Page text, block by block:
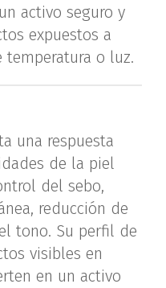
activo seguro y
expuestos a
temperatura o luz.
una respuesta
de la piel
del sebo,
reducción de
tono. Su perfil de
visibles en
en un activo